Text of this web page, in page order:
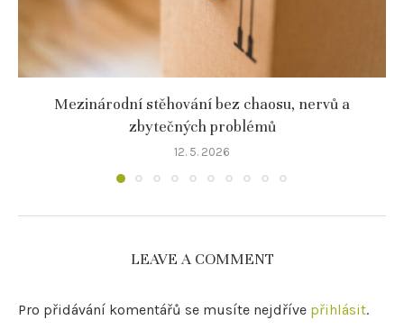
Mezinárodní stěhování bez chaosu, nervů a
zbytečných problémů
12. 5. 2026
LEAVE A COMMENT
Pro přidávání komentářů se musíte nejdříve přihlásit.